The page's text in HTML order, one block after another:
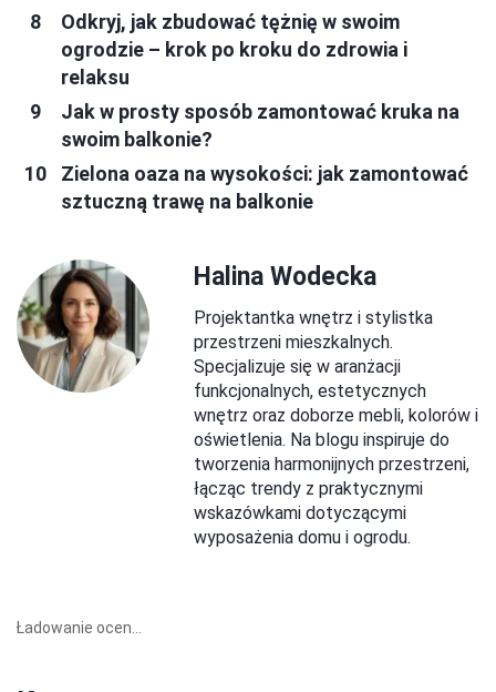
Odkryj, jak zbudować tężnię w swoim
ogrodzie – krok po kroku do zdrowia i
relaksu
Jak w prosty sposób zamontować kruka na
swoim balkonie?
Zielona oaza na wysokości: jak zamontować
sztuczną trawę na balkonie
Halina Wodecka
Projektantka wnętrz i stylistka
przestrzeni mieszkalnych.
Specjalizuje się w aranżacji
funkcjonalnych, estetycznych
wnętrz oraz doborze mebli, kolorów i
oświetlenia. Na blogu inspiruje do
tworzenia harmonijnych przestrzeni,
łącząc trendy z praktycznymi
wskazówkami dotyczącymi
wyposażenia domu i ogrodu.
Ładowanie ocen...